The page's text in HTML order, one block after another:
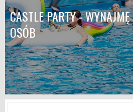
CASTLE PARTY -
OSÓB